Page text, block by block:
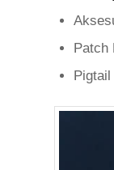
Patch